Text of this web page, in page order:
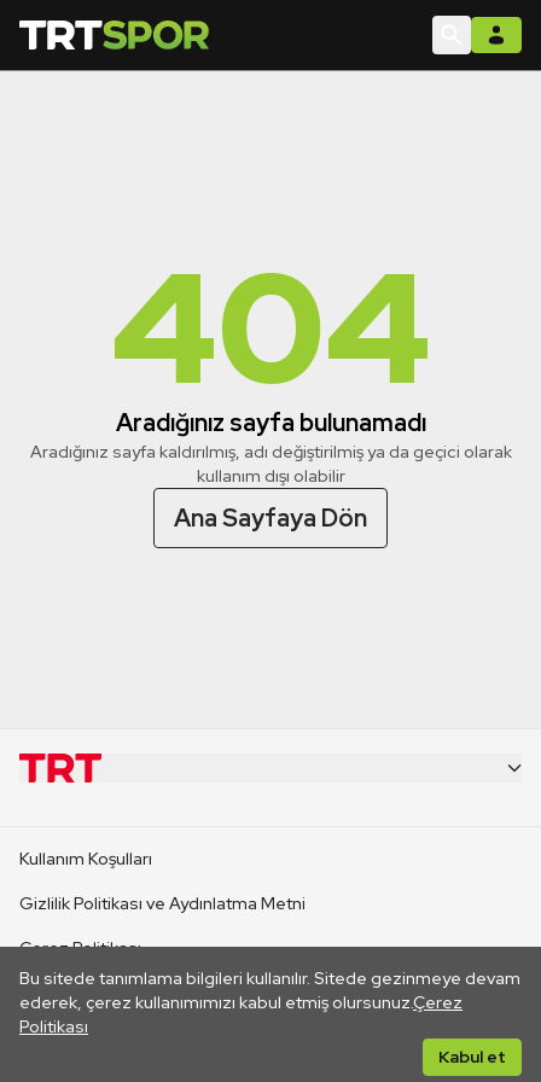
404
Aradığınız sayfa bulunamadı
Aradığınız sayfa kaldırılmış, adı değiştirilmiş ya da geçici olarak
kullanım dışı olabilir
Ana Sayfaya Dön
Bu sitede tanımlama bilgileri kullanılır. Sitede gezinmeye devam
ederek, çerez kullanımımızı kabul etmiş olursunuz.Çerez
Politikası
Kabul et
CANLI YAYINLAR
Kullanım Koşulları
Gizlilik Politikası ve Aydınlatma Metni
Çerez Politikası
İletişim
Her hakkı saklıdır. ©2026 TRT. Bağlantı yoluyla gidilen dış